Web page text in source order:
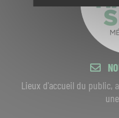
Lieux d'accueil du public,